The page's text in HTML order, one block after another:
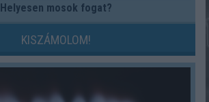
Helyesen mosok fogat?
KISZÁMOLOM!